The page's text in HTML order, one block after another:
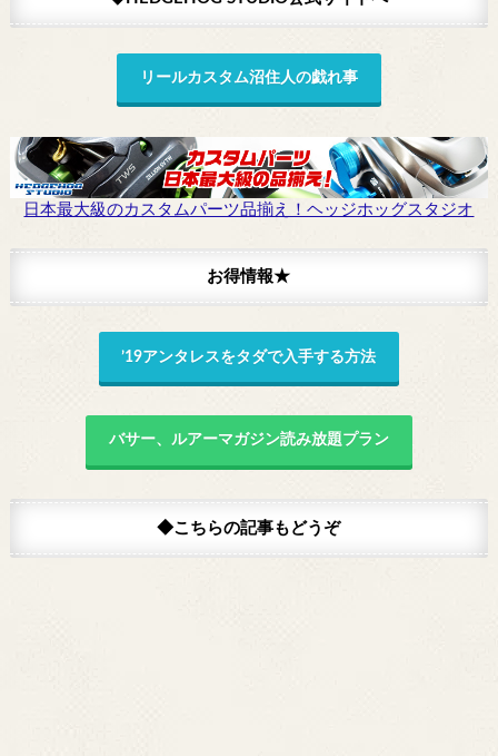
リールカスタム沼住人の戯れ事
日本最大級のカスタムパーツ品揃え！ヘッジホッグスタジオ
お得情報★
’19アンタレスをタダで入手する方法
バサー、ルアーマガジン読み放題プラン
◆こちらの記事もどうぞ